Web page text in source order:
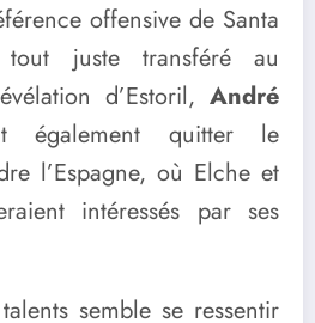
offensive de Santa
juste transféré au
d’Estoril, André
également quitter le
l’Espagne, où Elche et
intéressés par ses
semble se ressentir